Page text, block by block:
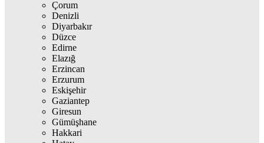
Çorum
Denizli
Diyarbakır
Düzce
Edirne
Elazığ
Erzincan
Erzurum
Eskişehir
Gaziantep
Giresun
Gümüşhane
Hakkari